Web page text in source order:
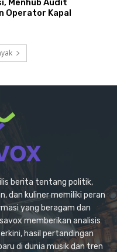
Menhub Audit
Operator Kapal
berita tentang politik,
dan kuliner memiliki peran
yang beragam dan
memberikan analisis
hasil pertandingan
di dunia musik dan tren